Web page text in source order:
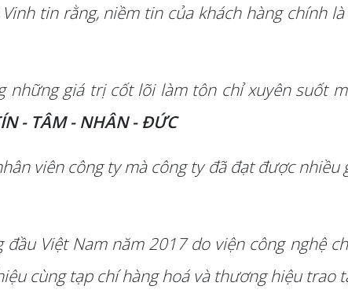
tin rằng, niềm tin của khách hàng chính
những giá trị cốt lõi làm tôn chỉ xuyên suốt
- TÂM - NHÂN - ĐỨC
viên công ty mà công ty đã đạt được
Việt Nam năm 2017 do viện công nghệ
cùng tạp chí hàng hoá và thương hiệu trao